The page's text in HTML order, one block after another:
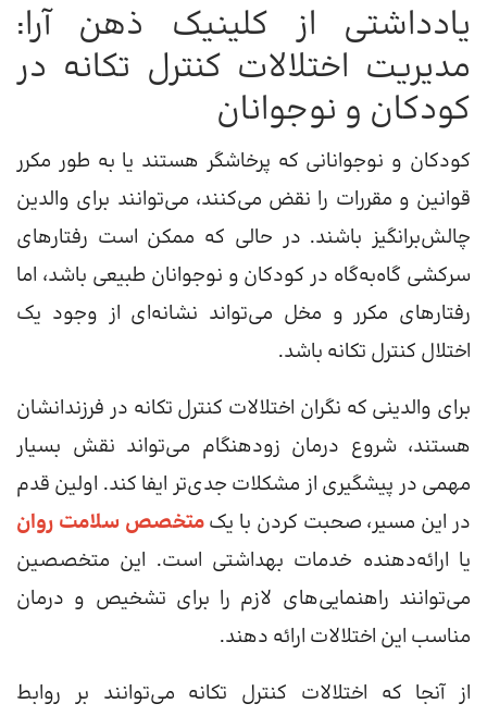
یادداشتی از کلینیک ذهن آرا:
مدیریت اختلالات کنترل تکانه در
کودکان و نوجوانان
کودکان و نوجوانانی که پرخاشگر هستند یا به طور مکرر
قوانین و مقررات را نقض می‌کنند، می‌توانند برای والدین
چالش‌برانگیز باشند. در حالی که ممکن است رفتارهای
سرکشی گاه‌به‌گاه در کودکان و نوجوانان طبیعی باشد، اما
رفتارهای مکرر و مخل می‌تواند نشانه‌ای از وجود یک
اختلال کنترل تکانه باشد.
برای والدینی که نگران اختلالات کنترل تکانه در فرزندانشان
هستند، شروع درمان زودهنگام می‌تواند نقش بسیار
مهمی در پیشگیری از مشکلات جدی‌تر ایفا کند. اولین قدم
در این مسیر، صحبت کردن با یکمتخصص سلامت روان
یا ارائه‌دهنده خدمات بهداشتی است. این متخصصین
می‌توانند راهنمایی‌های لازم را برای تشخیص و درمان
مناسب این اختلالات ارائه دهند.
از آنجا که اختلالات کنترل تکانه می‌توانند بر روابط